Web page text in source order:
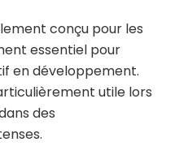
conçu pour les
essentiel pour
en développement.
utile lors
des